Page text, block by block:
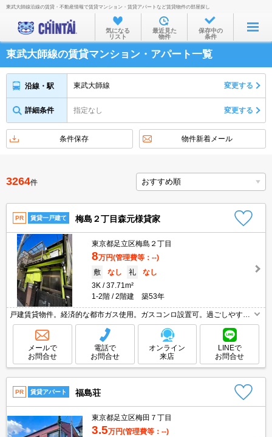
お部屋を探す
沿線・駅から
住所から
物件特集から
不動産会社から
TOP
東武大師線沿線の賃貸・不動産情報で賃貸マンション・賃貸アパートなど賃貸物件の部屋探し
気になる
リスト
最近見た
物件
保存中の
条件
東武大師線の賃貸マンション・アパート一覧
沿線・駅 東武大師線 変更する
詳細条件 指定なし 変更する
条件保存 物件新着メール
3264件
PR 賃貸一戸建て 梅島２丁目森元様貸家
東京都足立区梅島２丁目
8万円(管理費等：--)
敷
なし 礼
なし
3K
37.71m²
1-2階
2階建 築53年
戸建賃貸物件。経済的な都市ガス使用。ガスコンロ設置可。過ごしやすい
生活環境が整っています。買い物便利。都内通勤の方におすすめ。静かな
環境でリモートワークにも安心。仲介手数料家賃の0.55ヵ月分。
メールで
お問合せ
電話で
お問合せ
オンライン
来店
LINEで
お問合せ
PR 賃貸アパート 福島荘
東京都足立区梅田７丁目
3.5万円(管理費等：--)